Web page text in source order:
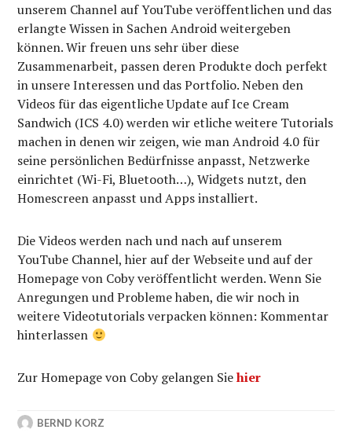
unserem Channel auf YouTube veröffentlichen und das
erlangte Wissen in Sachen Android weitergeben
können. Wir freuen uns sehr über diese
Zusammenarbeit, passen deren Produkte doch perfekt
in unsere Interessen und das Portfolio. Neben den
Videos für das eigentliche Update auf Ice Cream
Sandwich (ICS 4.0) werden wir etliche weitere Tutorials
machen in denen wir zeigen, wie man Android 4.0 für
seine persönlichen Bedürfnisse anpasst, Netzwerke
einrichtet (Wi-Fi, Bluetooth…), Widgets nutzt, den
Homescreen anpasst und Apps installiert.
Die Videos werden nach und nach auf unserem
YouTube Channel, hier auf der Webseite und auf der
Homepage von Coby veröffentlicht werden. Wenn Sie
Anregungen und Probleme haben, die wir noch in
weitere Videotutorials verpacken können: Kommentar
hinterlassen
Zur Homepage von Coby gelangen Siehier
BERND KORZ